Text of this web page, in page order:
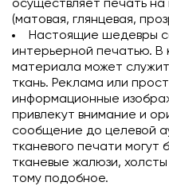
осуществляет печать на
(матовая, глянцевая,
Настоящие шедевры
интерьерной печатью. В
материала может
ткань. Реклама или
информационные
привлекут внимание и
сообщение до целевой
тканевого печати могут
тканевые жалюзи,
тому подобное.